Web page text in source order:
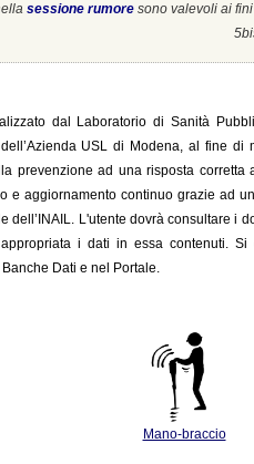
sessione rumore sono valevoli ai
dal Laboratorio di Sanità
USL di Modena, al fine
prevenzione ad una risposta corretta
e aggiornamentocontinuo grazie ad
dell’INAIL. L'utente dovrà consultare i
i dati in essa contenuti.
Dati e nel Portale.
Mano-braccio